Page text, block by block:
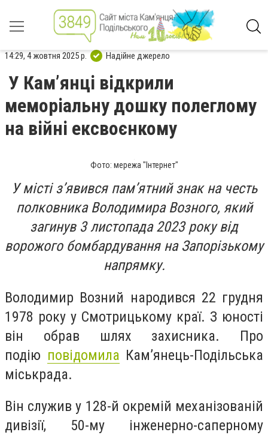
14:29, 4 жовтня 2025 р. Надійне джерело
У Кам’янці відкрили
меморіальну дошку полеглому
на війні ексвоєнкому
Фото: мережа "Інтернет"
У місті з’явився пам’ятний знак на честь
полковника Володимира Возного, який
загинув 3 листопада 2023 року від
ворожого бомбардування на Запорізькому
напрямку.
Володимир Возний народився 22 грудня
1978 року у Смотрицькому краї. З юності
він обрав шлях захисника. Про
подію повідомила Кам’янець-Подільська
міськрада.
Він служив у 128-й окремій механізованій
дивізії, 50-му інженерно-саперному